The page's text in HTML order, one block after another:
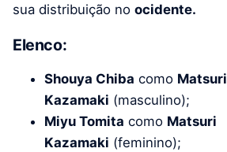
sua distribuição no ocidente.
Elenco:
Shouya Chiba como Matsuri
Kazamaki (masculino);
Miyu Tomita como Matsuri
Kazamaki (feminino);